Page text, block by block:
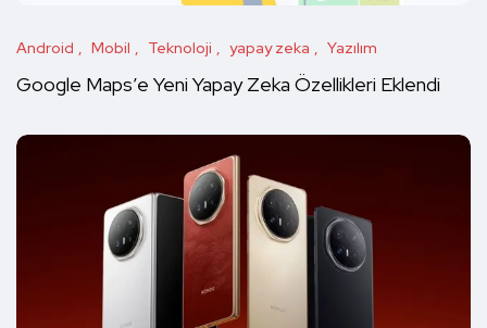
Android Mobil Teknoloji yapay zeka Yazılım
Google Maps’e Yeni Yapay Zeka Özellikleri Eklendi